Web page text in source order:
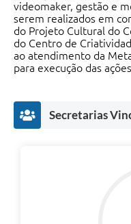
videomaker, gestão e
serem realizados em
do Projeto Cultural do
do Centro de
ao atendimento da
para execução das
Secretarias